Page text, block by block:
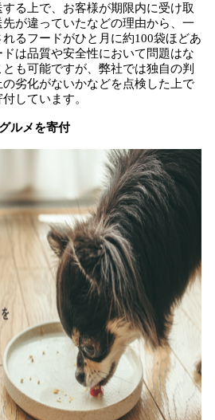
る上で、お客様が期限内に受け取
が違っていたなどの理由から、一
るフードがひと月に約100袋ほどあ
は品質や安全性において問題はな
も可能ですが、弊社では独自の判
劣化がないかなどを点検した上で
しています。
ルメを寄付